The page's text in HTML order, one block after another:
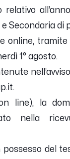
Secondaria di
tramite
1° agosto.
line), la
nella
del